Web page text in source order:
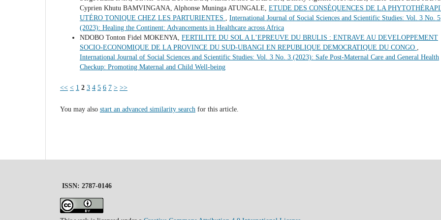
Cyprien Khutu BAMVINGANA, Alphonse Muninga ATUNGALE, ETUDE DES CONSÉQUENCES DE LA
UTÉRO TONIQUE CHEZ LES PARTURIENTES , International Journal of Social Sciences and Scientific Studies: Vol. 3 No. 5
(2023): Healing the Continent: Advancements in Healthcare across Africa
NDOBO Tonton Fidel MOKENYA, FERTILITE DU SOL A L’EPREUVE DU BRULIS : ENTRAVE AU DEVELOPPEMENT
SOCIO-ECONOMIQUE DE LA PROVINCE DU SUD-UBANGI EN REPUBLIQUE DEMOCRATIQUE DU CONGO ,
International Journal of Social Sciences and Scientific Studies: Vol. 3 No. 3 (2023): Safe Post-Maternal Care and General Health
Checkup: Promoting Maternal and Child Well-being
<< < 1 2 3 4 5 6 7 > >>
You may also start an advanced similarity search for this article.
ISSN: 2787-0146